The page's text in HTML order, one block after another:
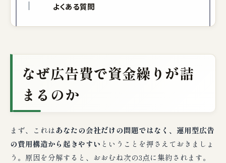
よくある質問
なぜ広告費で資金繰りが詰
まるのか
まず、これはあなたの会社だけの問題ではなく、運用型広告
の費用構造から起きやすい ということを押さえておきましょ
う。原因を分解すると、おおむね次の3点に集約されます。